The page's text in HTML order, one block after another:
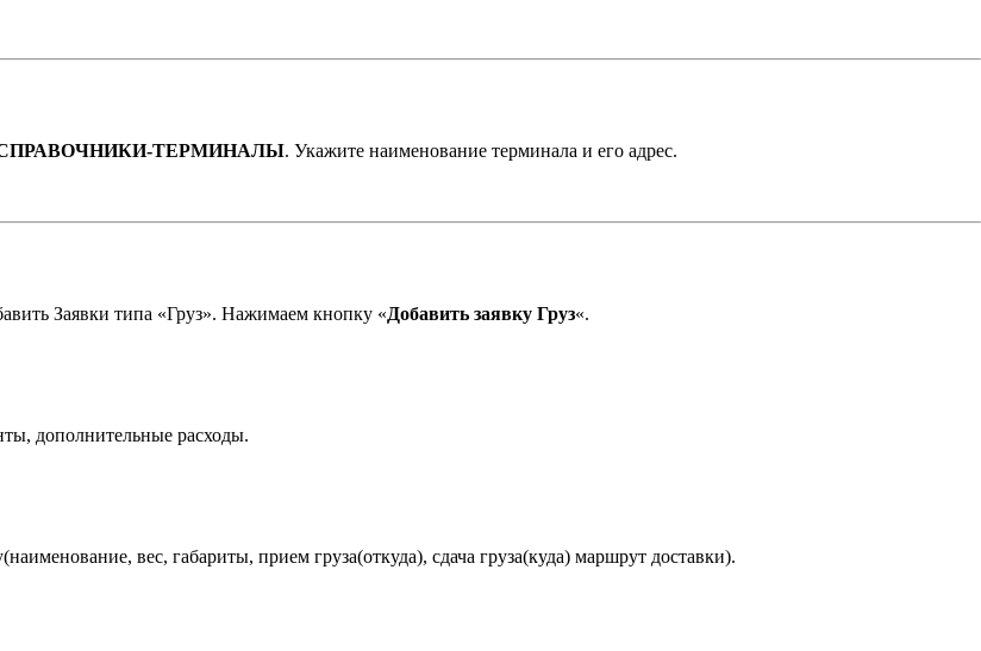
ТЕРМИНАЛЫ. Укажите наименование терминала и его адрес.
Заявки типа «Груз». Нажимаем кнопку «Добавить заявку Груз«.
дополнительные расходы.
вес, габариты, прием груза(откуда), сдача груза(куда) маршрут доставки).